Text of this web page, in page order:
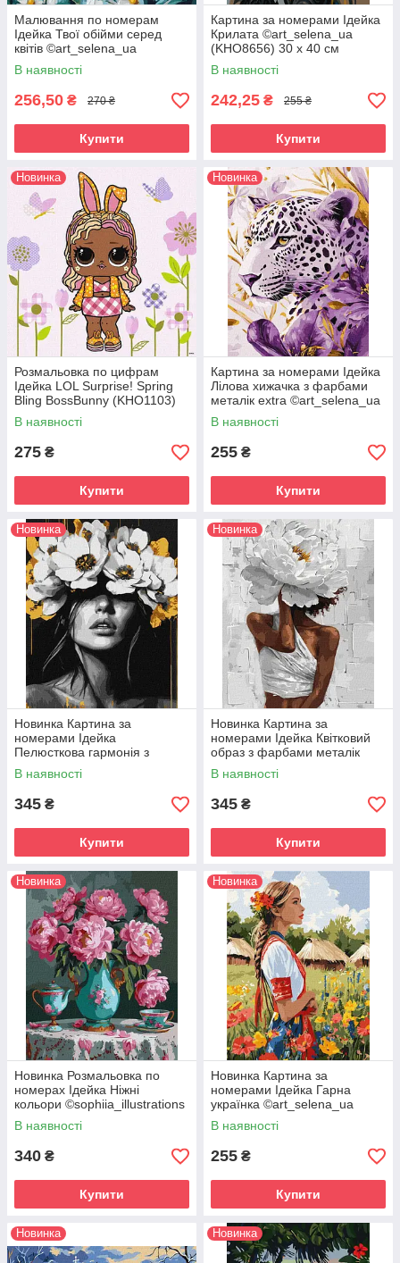
Малювання по номерам
Ідейка Твої обійми серед
квітів ©art_selena_ua
(KHO8629) 40 х 40 см
В наявності
256,50 ₴ 270 ₴
Купити
Картина за номерами Ідейка
Крилата ©art_selena_ua
(KHO8656) 30 х 40 см
В наявності
242,25 ₴ 255 ₴
Купити
Новинка
Розмальовка по цифрам
Ідейка LOL Surprise! Spring
Bling BossBunny (KHO1103)
40 х 40 см
В наявності
275 ₴
Купити
Новинка
Картина за номерами Ідейка
Лілова хижачка з фарбами
металік extra ©art_selena_ua
(KHO6728) 30 х 40 см
В наявності
255 ₴
Купити
Новинка
Новинка Картина за
номерами Ідейка
Пелюсткова гармонія з
фарбами металік extra
©victoria_art (KH8506) 40 х 50
В наявності
345 ₴
Купити
Новинка
Новинка Картина за
номерами Ідейка Квітковий
образ з фарбами металік
©victoria_art___ (KH8503) 40
х 50 см
В наявності
345 ₴
Купити
Новинка
Новинка Розмальовка по
номерах Ідейка Ніжні
кольори ©sophiia_іllustrations
(KH5709) 40 х 50 см
В наявності
340 ₴
Купити
Новинка
Новинка Картина за
номерами Ідейка Гарна
українка ©art_selena_ua
(KHO8485) 30 х 40 см
В наявності
255 ₴
Купити
Новинка Новинка